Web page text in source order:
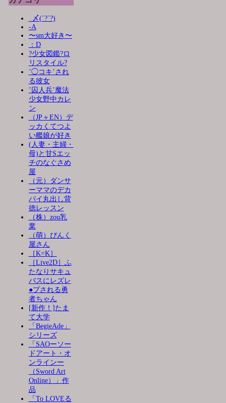
_〆(´?`?)
-A
〜sm大好き〜
：D
?少女図鑑?ロ
リスタイル?
’◯コキ’され
る彼女
’囚人兵’魔法
少女野中カレ
ン
（JP＋EN）デ
ッカくてつよ
い艦娘が好き
(人妻・主婦・
母)と甘Sエッ
チのなぐさめ
屋
（元）ダンサ
ーママのデカ
パイ丸出し背
徳レッスン
（株）zou乳
業
（萌）ぴんく
屋さん
［K=K］
［Live2D］ふ
たなりサキュ
バスにレズレ
●プされる勇
者ちゃん
[新作！]たま
て大学
「BegieAde」
シリーズ
「SAOーソー
ドアート・オ
ンラインー
（Sword Art
Online）」作
品
「To LOVEる